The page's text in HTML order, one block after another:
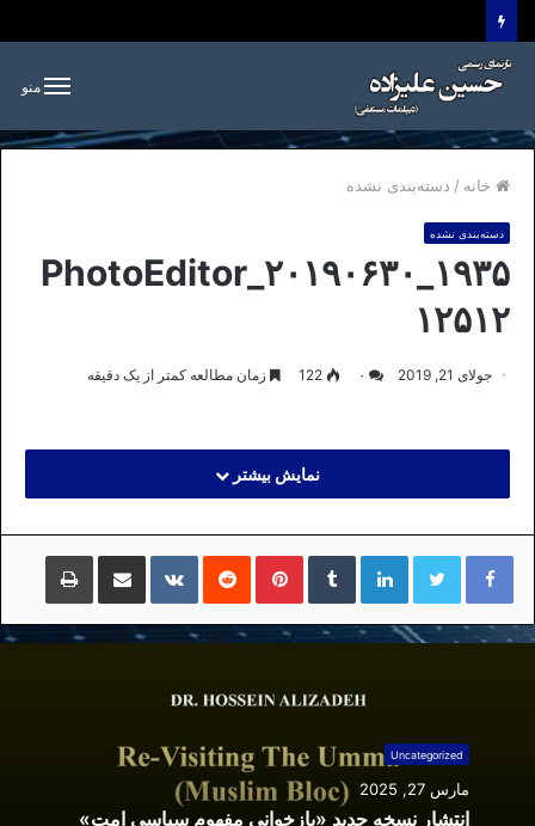
منو
خانه / دسته‌بندی نشده
دسته‌بندی نشده
PhotoEditor_۲۰۱۹۰۶۳۰_۱۹۳۵
۱۲۵۱۲
جولای 21, 2019 ۰ 122 زمان مطالعه کمتر از یک دقیقه
نمایش بیشتر
لینکداینتامبلر پینتریستReddit
VKontakte
اشتراک گذاری با ایمیل چاپ
Uncategorized
مارس 27, 2025
انتشار نسخه جدید «بازخوانی مفهوم سیاسی امت»